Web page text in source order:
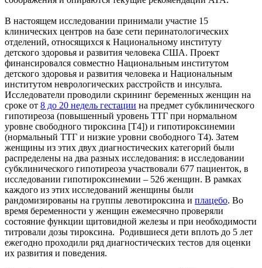
В настоящем исследовании принимали участие 15
клинических центров на базе сети перинатологических
отделений, относящихся к Национальному институту
детского здоровья и развития человека США. Проект
финансировался совместно Национальным институтом
детского здоровья и развития человека и Национальным
институтом неврологических расстройств и инсульта.
Исследователи проводили скрининг беременных женщин на
сроке от 8 до 20 недель гестации на предмет субклинического
гипотиреоза (повышенный уровень ТТГ при нормальном
уровне свободного тироксина [T4]) и гипотироксинемии
(нормальный ТТГ и низкие уровни свободного T4). Затем
женщины из этих двух диагностических категорий были
распределены на два разных исследования: в исследовании
субклинического гипотиреоза участвовали 677 пациенток, в
исследовании гипотироксинемии – 526 женщин. В рамках
каждого из этих исследований женщины были
рандомизированы на группы левотироксина и плацебо. Во
время беременности у женщин ежемесячно проверяли
состояние функции щитовидной железы и при необходимости
титровали дозы тироксина. Родившиеся дети вплоть до 5 лет
ежегодно проходили ряд диагностических тестов для оценки
их развития и поведения.